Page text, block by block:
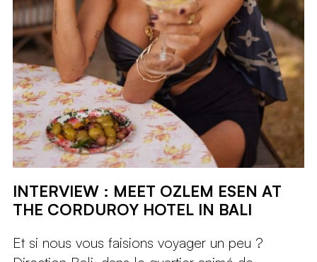
INTERVIEW : MEET OZLEM ESEN AT
THE CORDUROY HOTEL IN BALI
Et si nous vous faisions voyager un peu ?